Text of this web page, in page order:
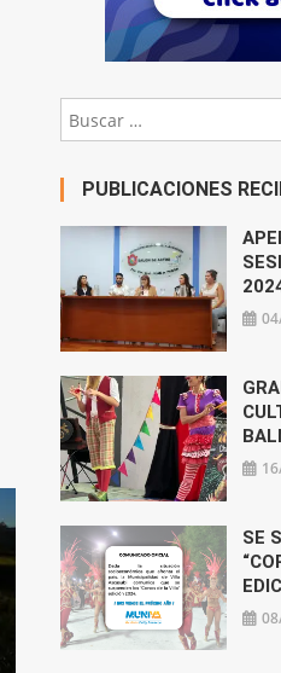
PUBLICACIONES
SE